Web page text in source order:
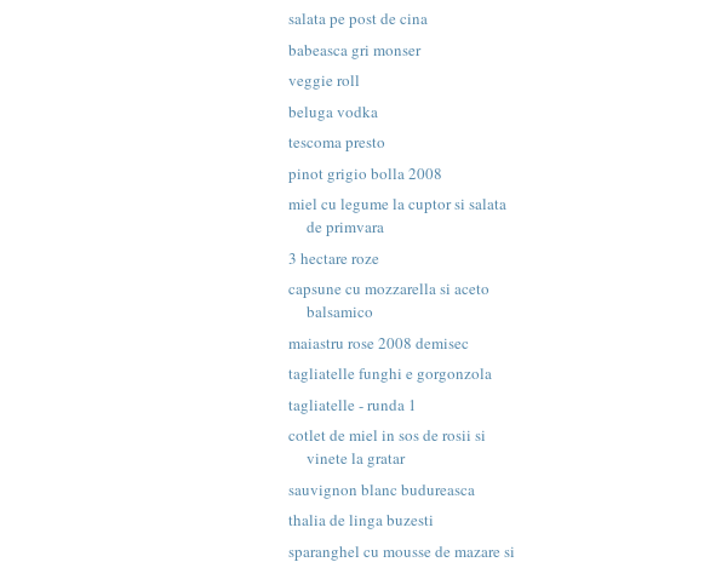
salata pe post de cina
babeasca gri monser
veggie roll
beluga vodka
tescoma presto
pinot grigio bolla 2008
miel cu legume la cuptor si salata
de primvara
3 hectare roze
capsune cu mozzarella si aceto
balsamico
maiastru rose 2008 demisec
tagliatelle funghi e gorgonzola
tagliatelle - runda 1
cotlet de miel in sos de rosii si
vinete la gratar
sauvignon blanc budureasca
thalia de linga buzesti
sparanghel cu mousse de mazare si